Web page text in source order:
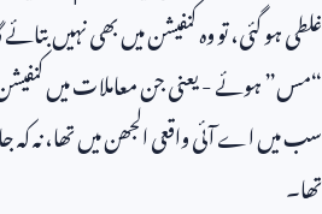
غلطی ہو گئی، تو وہ کنفیشن میں بھی نہیں
“مس” ہوئے - یعنی جن معاملات میں
سب میں اے آئی واقعی الجھن میں تھا، نہ
تھا۔